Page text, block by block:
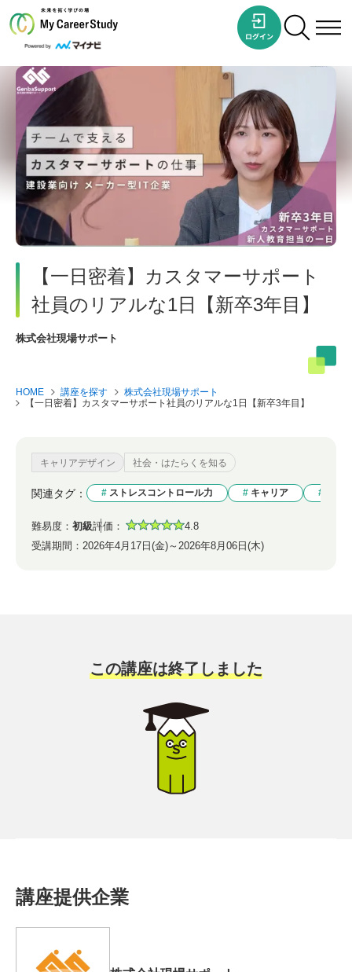
【一日密着】カスタマーサポート
社員のリアルな1日【新卒3年目】
株式会社現場サポート
HOME 講座を探す
株式会社現場サポート
【一日密着】カスタマーサポート社員のリアルな1日【新卒3年目】
キャリアデザイン 社会・はたらくを知る
関連タグ： ストレスコントロール力 キャリア
難易度： 初級評価：
4.8
受講期間： 2026年4月17日(金)～2026年8月06日(木)
この講座は終了しました
講座提供企業